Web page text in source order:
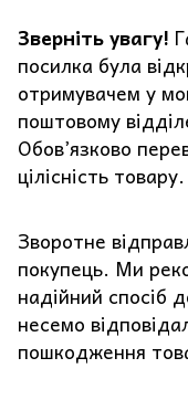
Зверніть увагу!
посилка була
отримувачем у
поштовому
Обов’язково
цілісність товару.
Зворотне
покупець. Ми
надійний спосіб
несемо
пошкодження